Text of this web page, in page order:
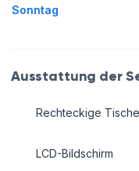
Sonntag
Ausstattung der
Rechteckige Tische
LCD-Bildschirm